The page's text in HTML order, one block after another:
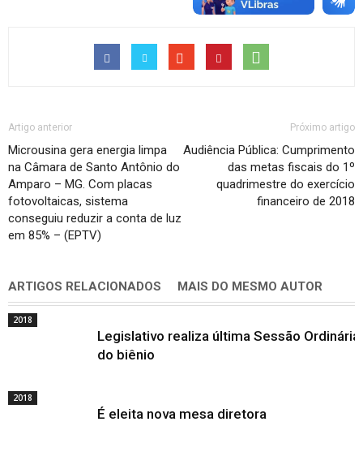
Artigo anterior
Microusina gera energia limpa
na Câmara de Santo Antônio do
Amparo – MG. Com placas
fotovoltaicas, sistema
conseguiu reduzir a conta de luz
em 85% – (EPTV)
Próximo artigo
Audiência Pública: Cumprimento
das metas fiscais do 1º
quadrimestre do exercício
financeiro de 2018
ARTIGOS RELACIONADOS MAIS DO MESMO AUTOR
2018
Legislativo realiza última Sessão Ordinária
do biênio
2018
É eleita nova mesa diretora